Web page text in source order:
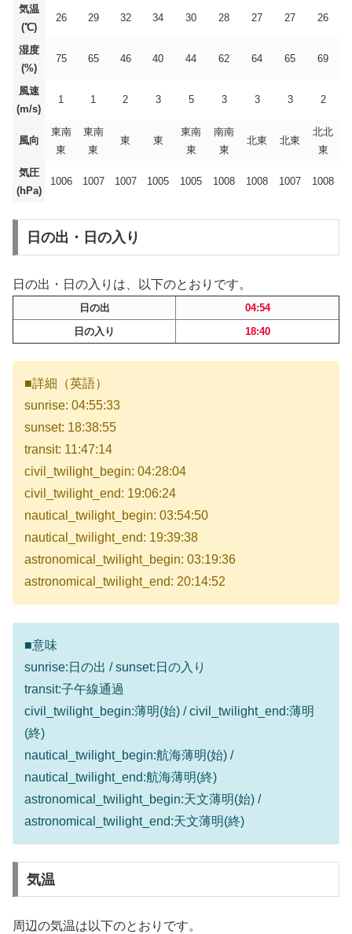
気温
(℃)
26 29 32 34 30 28 27 27 26
湿度
(%)
75 65 46 40 44 62 64 65 69
風速
(m/s)
1 1 2 3 5 3 3 3 2
風向
東南
東
東南
東
東 東
東南
東
南南
東
北東 北東
北北
東
気圧
(hPa)
1006 1007 1007 1005 1005 1008 1008 1007 1008
日の出・日の入り
日の出・日の入りは、以下のとおりです。
日の出
04:54
日の入り
18:40
■詳細（英語）
sunrise: 04:55:33
sunset: 18:38:55
transit: 11:47:14
civil_twilight_begin: 04:28:04
civil_twilight_end: 19:06:24
nautical_twilight_begin: 03:54:50
nautical_twilight_end: 19:39:38
astronomical_twilight_begin: 03:19:36
astronomical_twilight_end: 20:14:52
■意味
sunrise:日の出 / sunset:日の入り
transit:子午線通過
civil_twilight_begin:薄明(始) / civil_twilight_end:薄明
(終)
nautical_twilight_begin:航海薄明(始) /
nautical_twilight_end:航海薄明(終)
astronomical_twilight_begin:天文薄明(始) /
astronomical_twilight_end:天文薄明(終)
気温
周辺の気温は以下のとおりです。